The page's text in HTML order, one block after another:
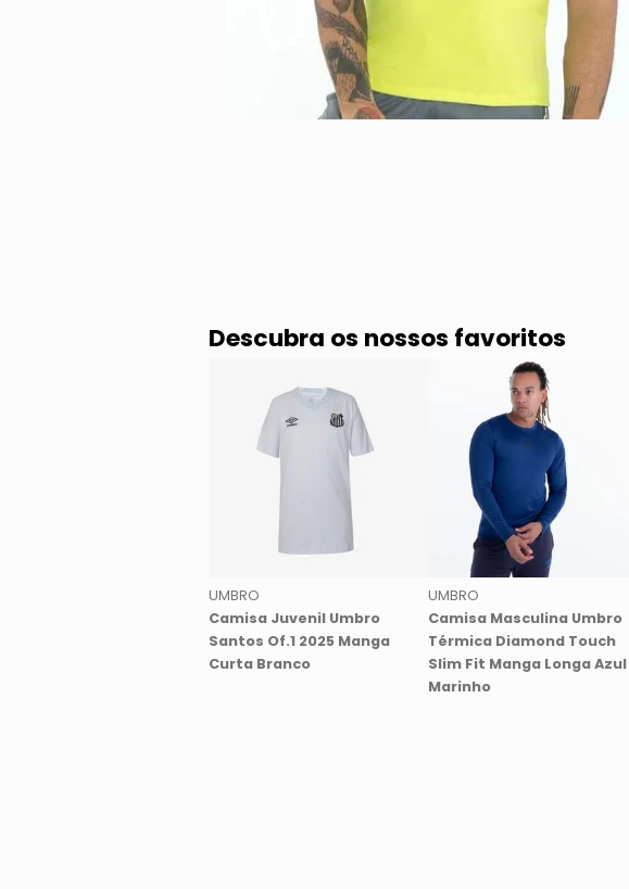
Descubra os nossos favoritos
UMBRO
Camisa Juvenil Umbro
Santos Of.1 2025 Manga
Curta Branco
UMBRO
Camisa Masculina Umbro
Térmica Diamond Touch
Slim Fit Manga Longa Azul
Marinho